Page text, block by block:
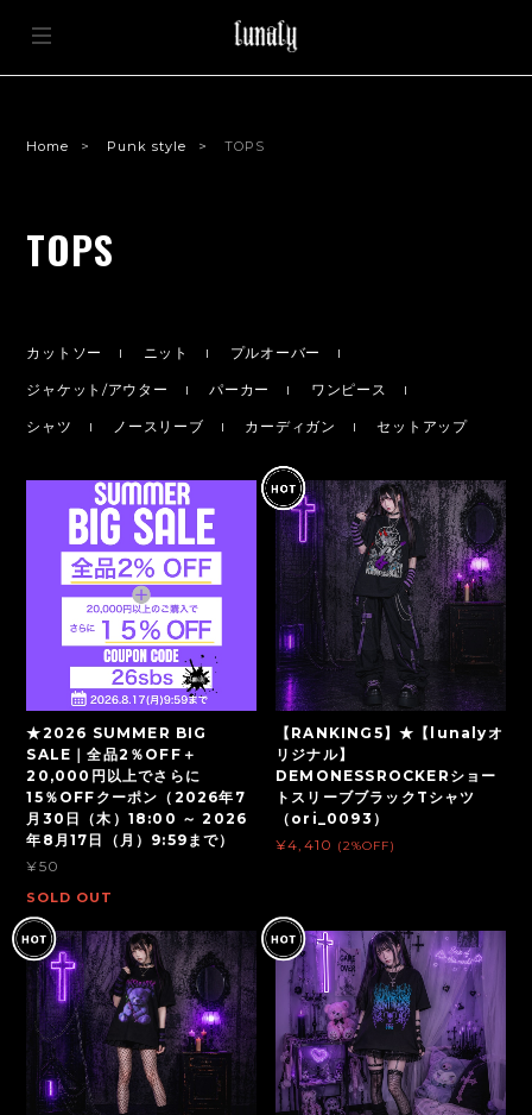
Home Punk style TOPS
TOPS
カットソー ニット プルオーバー
ジャケット/アウター パーカー ワンピース
シャツ ノースリーブ カーディガン セットアップ
★2026 SUMMER BIG
SALE｜全品2％OFF＋
20,000円以上でさらに
15％OFFクーポン（2026年7
月30日（木）18:00 ～ 2026
年8月17日（月）9:59まで）
¥50
SOLD OUT
【RANKING5】★【lunalyオ
リジナル】
DEMONESSROCKERショー
トスリーブブラックTシャツ
（ori_0093）
¥4,410 (2%OFF)